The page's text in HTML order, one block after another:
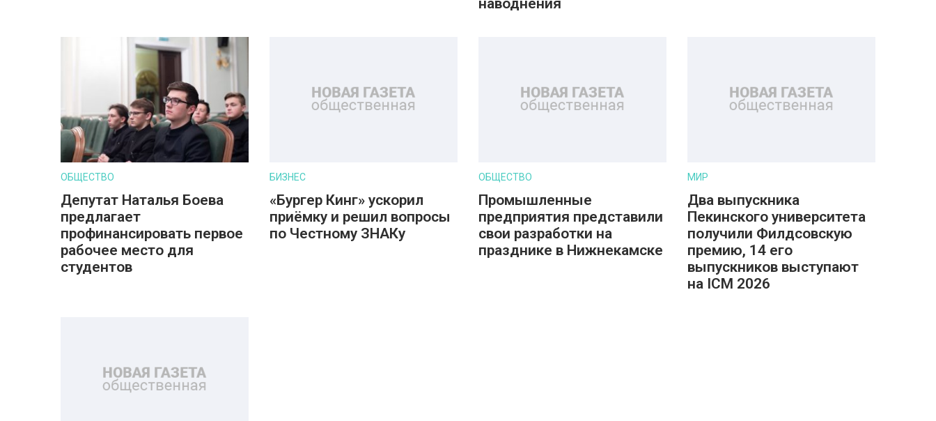
наводнения
ОБЩЕСТВО
Депутат Наталья Боева
предлагает
профинансировать первое
рабочее место для
студентов
БИЗНЕС
«Бургер Кинг» ускорил
приёмку и решил вопросы
по Честному ЗНАКу
ОБЩЕСТВО
Промышленные
предприятия представили
свои разработки на
празднике в Нижнекамске
МИР
Два выпускника
Пекинского университета
получили Филдсовскую
премию, 14 его
выпускников выступают
на ICM 2026